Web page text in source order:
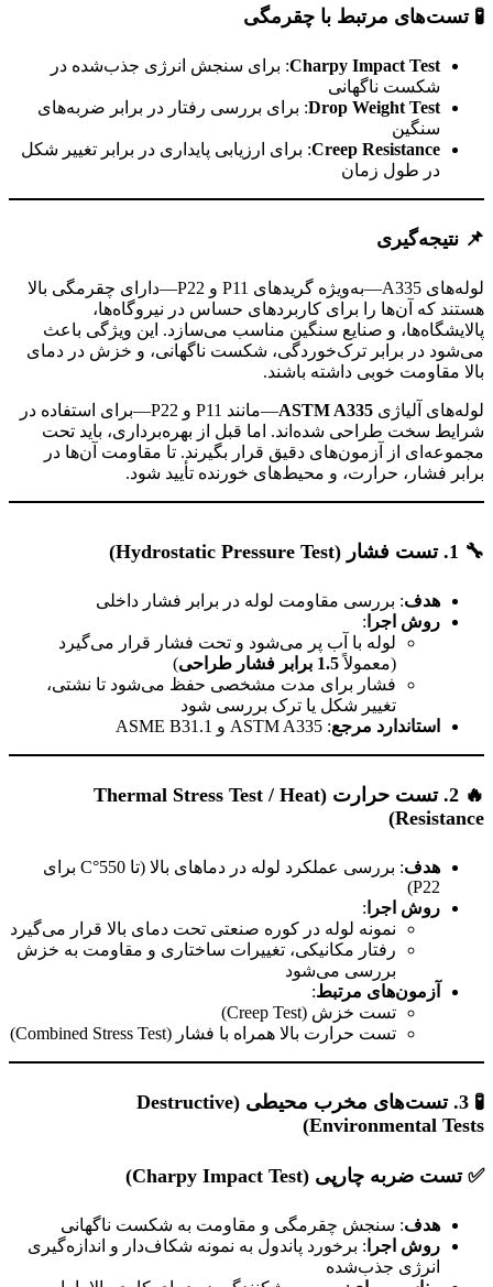
🧪تست‌های مرتبط با چقرمگی
Charpy Impact Test: برای سنجش انرژی جذب‌شده در
شکست ناگهانی
Drop Weight Test: برای بررسی رفتار در برابر ضربه‌های
سنگین
Creep Resistance: برای ارزیابی پایداری در برابر تغییر شکل
در طول زمان
📌 نتیجه‌گیری
لوله‌های A335—به‌ویژه گریدهای P11 و P22—دارای چقرمگی بالا
هستند که آن‌ها را برای کاربردهای حساس در نیروگاه‌ها،
پالایشگاه‌ها، و صنایع سنگین مناسب می‌سازد. این ویژگی باعث
می‌شود در برابر ترک‌خوردگی، شکست ناگهانی، و خزش در دمای
بالا مقاومت خوبی داشته باشند.
لوله‌های آلیاژی ASTM A335
—مانند P11 و P22—برای استفاده در
شرایط سخت طراحی شده‌اند. اما قبل از بهره‌برداری، باید تحت
مجموعه‌ای از آزمون‌های دقیق قرار بگیرند. تا مقاومت آن‌ها در
برابر فشار، حرارت، و محیط‌های خورنده تأیید شود.
🔧 1. تست فشار (Hydrostatic Pressure Test)
هدف: بررسی مقاومت لوله در برابر فشار داخلی
روش اجرا :
لوله با آب پر می‌شود و تحت فشار قرار می‌گیرد
(معمولاً1.5 برابر فشار طراحی)
فشار برای مدت مشخصی حفظ می‌شود تا نشتی،
تغییر شکل یا ترک بررسی شود
استاندارد مرجع: ASTM A335 و ASME B31.1
🔥 2. تست حرارت (Thermal Stress Test / Heat
Resistance)
هدف
: بررسی عملکرد لوله در دماهای بالا (تا 550°C برای
P22)
روش اجرا :
نمونه لوله در کوره صنعتی تحت دمای بالا قرار می‌گیرد
رفتار مکانیکی، تغییرات ساختاری و مقاومت به خزش
بررسی می‌شود
آزمون‌های مرتبط:
تست خزش (Creep Test)
تست حرارت بالا همراه با فشار (Combined Stress Test)
🧪 3. تست‌های مخرب محیطی (Destructive
Environmental Tests)
✅ تست ضربه چارپی (Charpy Impact Test)
هدف: سنجش چقرمگی و مقاومت به شکست ناگهانی
روش اجرا : برخورد پاندول به نمونه شکاف‌دار و اندازه‌گیری
انرژی جذب‌شده